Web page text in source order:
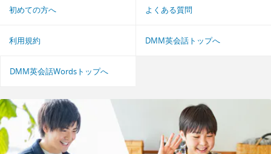
初めての方へ よくある質問
利用規約 DMM英会話トップへ
DMM英会話Wordsトップへ